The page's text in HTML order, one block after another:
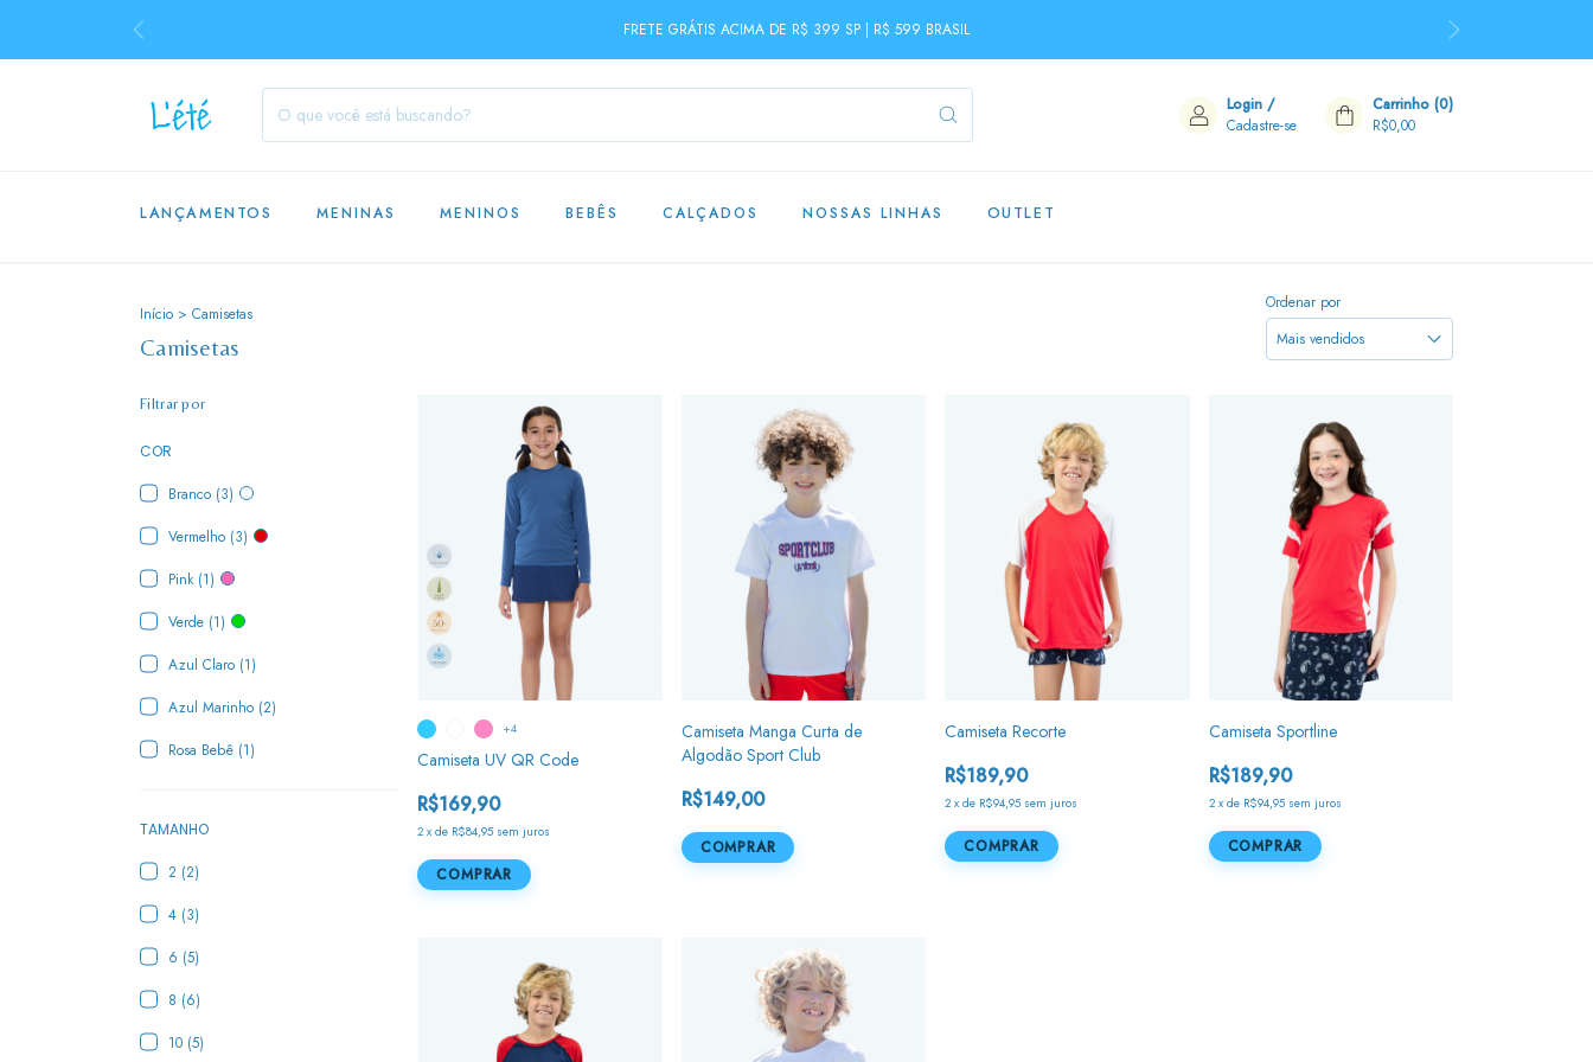
FRETE GRÁTIS ACIMA DE R$ 399 SP | R$ 599 BRASIL
Login /
Cadastre-se
Carrinho (0)
R$0,00
LANÇAMENTOS MENINAS MENINOS BEBÊS CALÇADOS NOSSAS LINHAS OUTLET
Início > Camisetas
Camisetas
Ordenar por
Filtrar por
COR
Branco (3)
Vermelho (3)
Pink (1)
Verde (1)
Azul Claro (1)
Azul Marinho (2)
Rosa Bebê (1)
TAMANHO
2 (2)
4 (3)
6 (5)
8 (6)
10 (5)
Camiseta UV QR Code
R$169,90
2 xde R$84,95 sem juros
+4
COMPRAR
Camiseta Manga Curta de
Algodão Sport Club
R$149,00
COMPRAR
Camiseta Recorte
R$189,90
2 xde R$94,95 sem juros
COMPRAR
Camiseta Sportline
R$189,90
2 x de R$94,95 sem juros
COMPRAR